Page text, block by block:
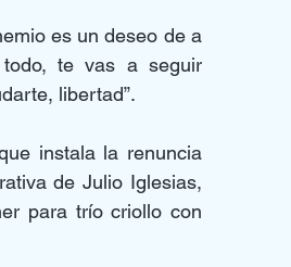
es un deseo de a
te vas a seguir
libertad”.
instala la renuncia
de Julio Iglesias,
para trío criollo con